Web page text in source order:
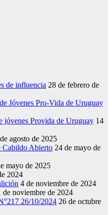
de influencia 28 de febrero de
Jóvenes Pro-Vida de Uruguay
jóvenes Provida de Uruguay 14
agosto de 2025
Cabildo Abierto 24 de mayo de
mayo de 2025
2024
4 de noviembre de 2024
de noviembre de 2024
26/10/2024 26 de octubre